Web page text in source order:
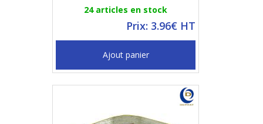
24 articles en stock
Prix: 3.96€ HT
Ajout panier